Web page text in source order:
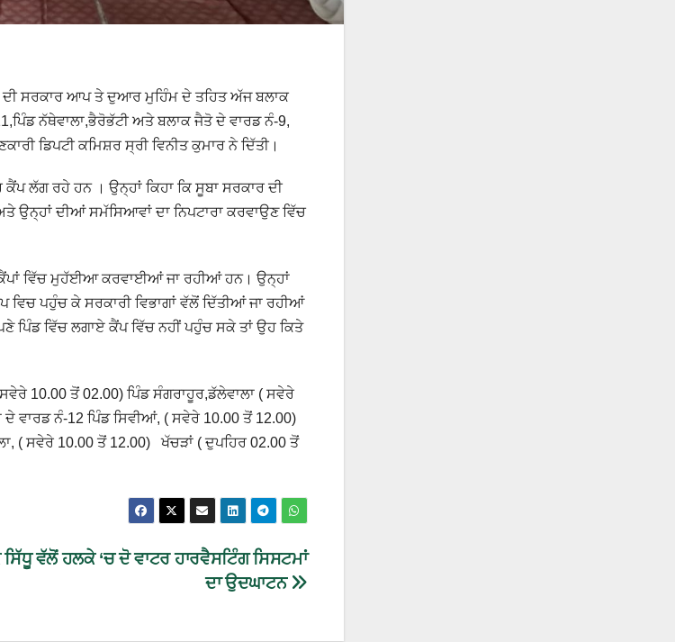
ਦੀ ਸਰਕਾਰ ਆਪ ਤੇ ਦੁਆਰ ਮੁਹਿੰਮ ਦੇ ਤਹਿਤ ਅੱਜ ਬਲਾਕ
ਨੱਥੇਵਾਲਾ,ਭੈਰੋਭੱਟੀ ਅਤੇ ਬਲਾਕ ਜੈਤੋ ਦੇ ਵਾਰਡ ਨੰ-9,
ਡਿਪਟੀ ਕਮਿਸ਼ਰ ਸ੍ਰੀ ਵਿਨੀਤ ਕੁਮਾਰ ਨੇ ਦਿੱਤੀ।
ਲੱਗ ਰਹੇ ਹਨ । ਉਨ੍ਹਾਂ ਕਿਹਾ ਕਿ ਸੂਬਾ ਸਰਕਾਰ ਦੀ
ਉਨ੍ਹਾਂ ਦੀਆਂ ਸਮੱਸਿਆਵਾਂ ਦਾ ਨਿਪਟਾਰਾ ਕਰਵਾਉਣ ਵਿੱਚ
ਕੈਂਪਾਂ ਵਿੱਚ ਮੁਹੱਈਆ ਕਰਵਾਈਆਂ ਜਾ ਰਹੀਆਂ ਹਨ। ਉਨ੍ਹਾਂ
ਵਿਚ ਪਹੁੰਚ ਕੇ ਸਰਕਾਰੀ ਵਿਭਾਗਾਂ ਵੱਲੋਂ ਦਿੱਤੀਆਂ ਜਾ ਰਹੀਆਂ
ਪਿੰਡ ਵਿੱਚ ਲਗਾਏ ਕੈਂਪ ਵਿੱਚ ਨਹੀਂ ਪਹੁੰਚ ਸਕੇ ਤਾਂ ਉਹ ਕਿਤੇ
10.00 ਤੋਂ 02.00) ਪਿੰਡ ਸੰਗਰਾਹੂਰ,ਡੱਲੇਵਾਲਾ ( ਸਵੇਰੇ
ਵਾਰਡ ਨੰ-12 ਪਿੰਡ ਸਿਵੀਆਂ, ( ਸਵੇਰੇ 10.00 ਤੋਂ 12.00)
( ਸਵੇਰੇ 10.00 ਤੋਂ 12.00) ਖੱਚੜਾਂ ( ਦੁਪਹਿਰ 02.00 ਤੋਂ
ਵੱਲੋਂ ਹਲਕੇ ‘ਚ ਦੋ ਵਾਟਰ ਹਾਰਵੈਸਟਿੰਗ ਸਿਸਟਮਾਂ
ਦਾ ਉਦਘਾਟਨ